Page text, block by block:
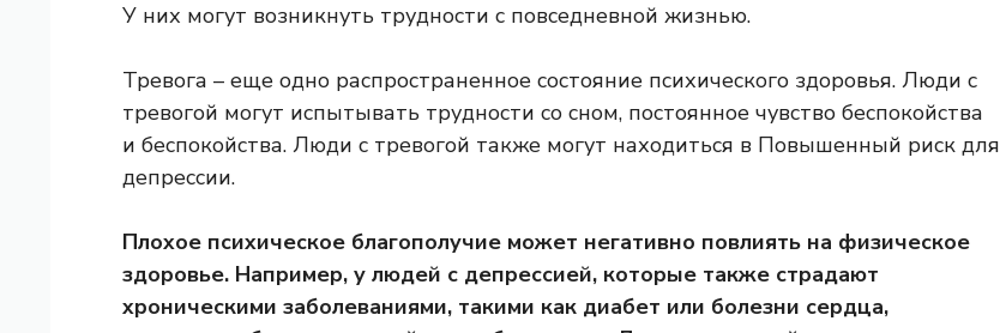
У них могут возникнуть трудности с повседневной жизнью.
Тревога – еще одно распространенное состояние психического здоровья. Люди с
тревогой могут испытывать трудности со сном, постоянное чувство беспокойства
и беспокойства. Люди с тревогой также могут находиться в Повышенный риск для
депрессии.
Плохое психическое благополучие может негативно повлиять на физическое
здоровье. Например, у людей с депрессией, которые также страдают
хроническими заболеваниями, такими как диабет или болезни сердца,